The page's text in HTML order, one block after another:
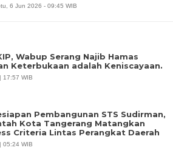
Wabup Serang Najib Hamas
Keterbukaan adalah Keniscayaan.
17:57 WIB
Pembangunan STS Sudirman,
Kota Tangerang Matangkan
Criteria Lintas Perangkat Daerah
05:24 WIB
6 Jun 2026 - 09:45 WIB